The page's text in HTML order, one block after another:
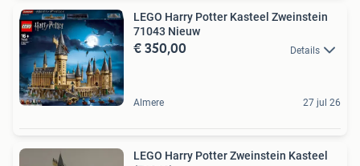
LEGO Harry Potter Kasteel Zweinstein
71043 Nieuw
€ 350,00 Details
Almere 27 jul 26
LEGO Harry Potter Zweinstein Kasteel